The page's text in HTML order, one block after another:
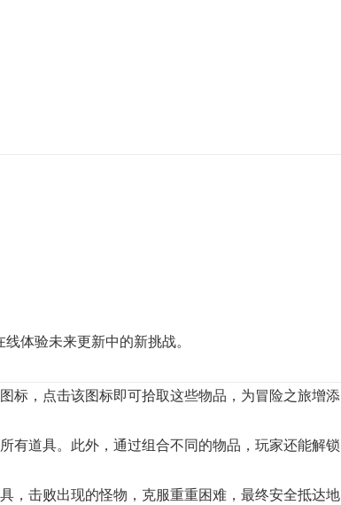
体验未来更新中的新挑战。
标，点击该图标即可拾取这些物品，为冒险之旅增添
有道具。此外，通过组合不同的物品，玩家还能解锁
，击败出现的怪物，克服重重困难，最终安全抵达地